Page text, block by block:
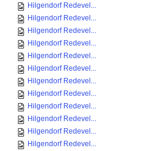
Hilgendorf Redevel...
Hilgendorf Redevel...
Hilgendorf Redevel...
Hilgendorf Redevel...
Hilgendorf Redevel...
Hilgendorf Redevel...
Hilgendorf Redevel...
Hilgendorf Redevel...
Hilgendorf Redevel...
Hilgendorf Redevel...
Hilgendorf Redevel...
Hilgendorf Redevel...